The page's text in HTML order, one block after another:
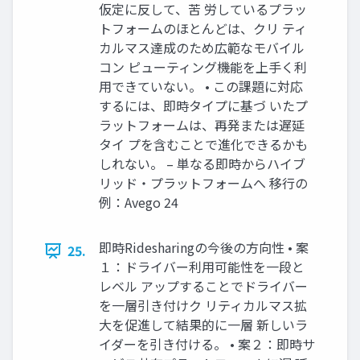
仮定に反して、苦 労しているプラッ
トフォームのほとんどは、クリ ティ
カルマス達成のため広範なモバイル
コン ピューティング機能を上手く利
用できていない。 • この課題に対応
するには、即時タイプに基づ いたプ
ラットフォームは、再発または遅延
タイ プを含むことで進化できるかも
しれない。 – 単なる即時からハイブ
リッド・プラットフォームへ 移行の
例：Avego 24
25.
即時Ridesharingの今後の方向性 • 案
１：ドライバー利用可能性を一段と
レベル アップすることでドライバー
を一層引き付けク リティカルマス拡
大を促進して結果的に一層 新しいラ
イダーを引き付ける。 • 案２：即時サ